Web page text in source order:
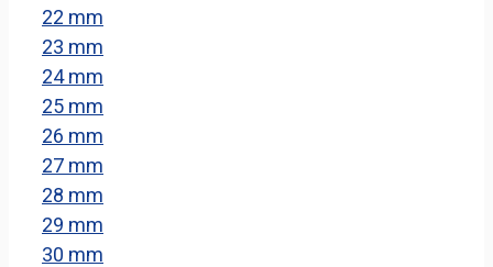
22 mm
23 mm
24 mm
25 mm
26 mm
27 mm
28 mm
29 mm
30 mm